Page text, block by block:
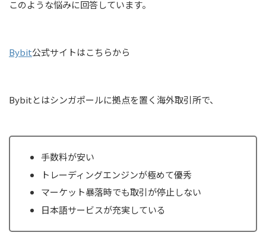
このような悩みに回答しています。
Bybit公式サイトはこちらから
Bybitとはシンガポールに拠点を置く海外取引所で、
手数料が安い
トレーディングエンジンが極めて優秀
マーケット暴落時でも取引が停止しない
日本語サービスが充実している